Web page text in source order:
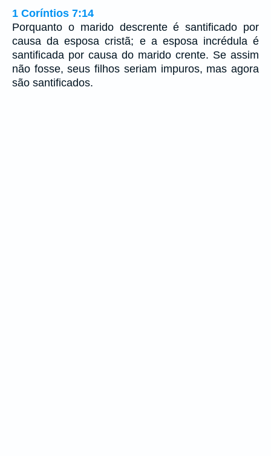
1 Coríntios 7:14
Porquanto o marido descrente é santificado por
causa da esposa cristã; e a esposa incrédula é
santificada por causa do marido crente. Se assim
não fosse, seus filhos seriam impuros, mas agora
são santificados.